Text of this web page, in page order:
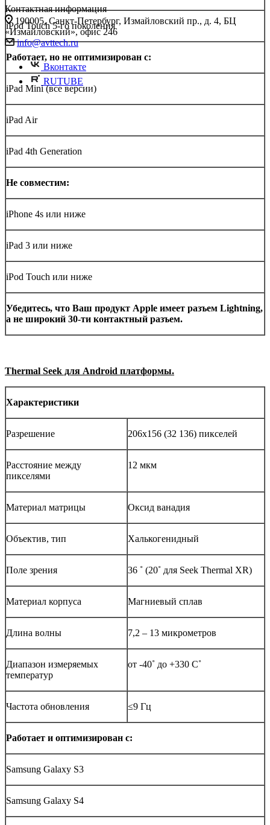
Контактная информация
190005, Санкт-Петербург, Измайловский пр., д. 4, БЦ
«Измайловский», офис 246
info@avttech.ru
Вконтакте
RUTUBE
iPod Touch5-го поколения
Работает, но не оптимизирован с:
iPad Mini (все версии)
iPad Air
iPad 4th Generation
Не совместим:
iPhone 4s или ниже
iPad 3 или ниже
iPod Touch или ниже
Убедитесь, что Ваш продукт Apple имеет разъем Lightning,
а не широкий 30-ти контактный разъем.
Thermal Seek для Android платформы.
Характеристики
Разрешение 206х156 (32 136) пикселей
Расстояние между
пикселями
12 мкм
Материал матрицы Оксид ванадия
Объектив, тип Халькогенидный
Поле зрения 36 ˚ (20˚ для Seek Thermal XR)
Материал корпуса Магниевый сплав
Длина волны 7,2 – 13 микрометров
Диапазон измеряемых
температур
от -40˚ до +330 С˚
Частота обновления ≤9 Гц
Работает и оптимизирован с:
Samsung Galaxy S3
Samsung Galaxy S4